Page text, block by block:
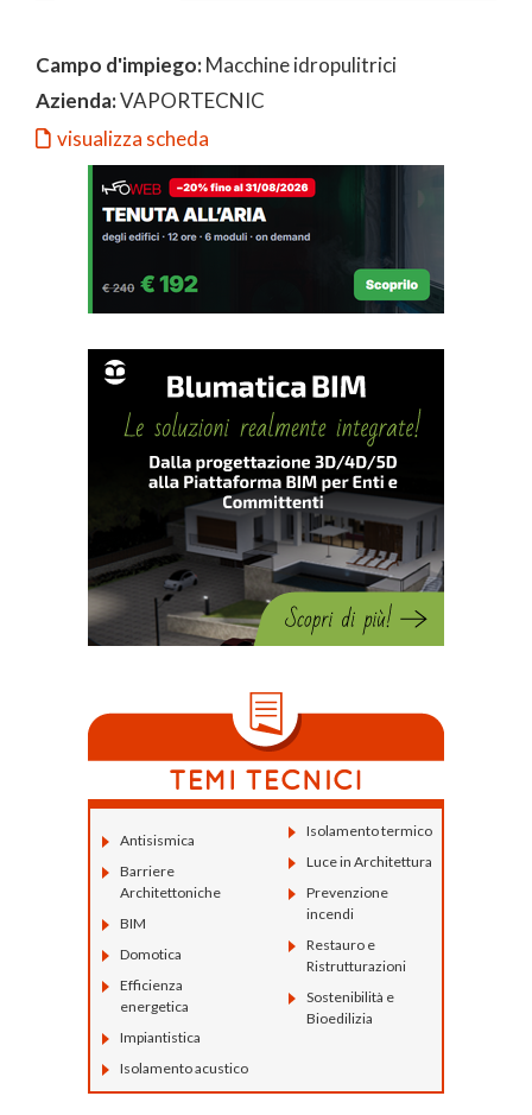
Campo d'impiego:Macchine idropulitrici
Azienda:VAPORTECNIC
visualizza scheda
Antisismica
Barriere
Architettoniche
BIM
Domotica
Efficienza
energetica
Impiantistica
Isolamento acustico
Isolamento termico
Luce in Architettura
Prevenzione
incendi
Restauro e
Ristrutturazioni
Sostenibilità e
Bioedilizia